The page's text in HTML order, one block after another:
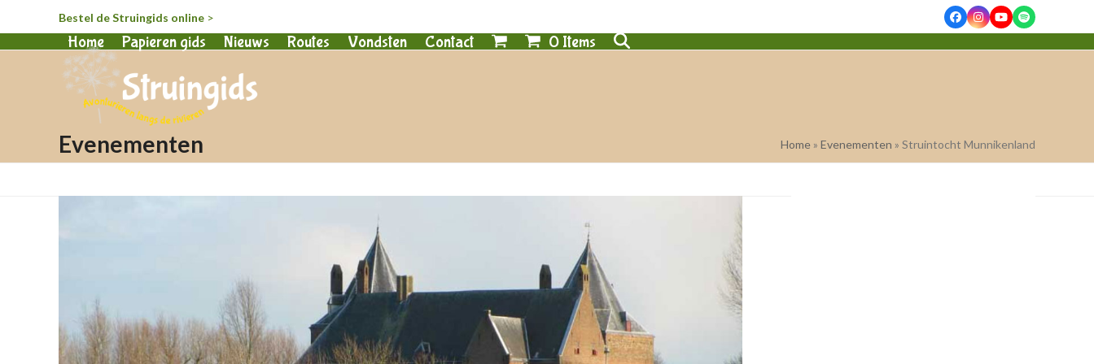
Bestel de Struingids online > FacebookInstagram
YouTube
Spotify
Home Papieren gids Nieuws Routes Vondsten Contact 0 Items
Evenementen Home » Evenementen » Struintocht Munnikenland